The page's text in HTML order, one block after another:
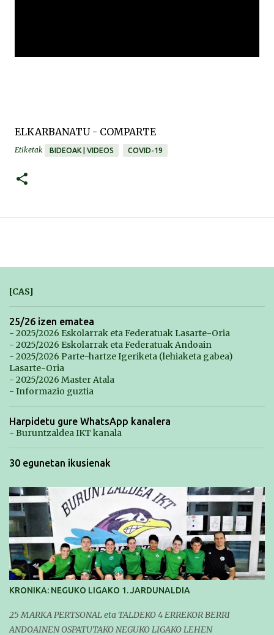
ELKARBANATU - COMPARTE
Etiketak BIDEOAK | VIDEOS COVID-19
[CAS]
25/26 izen ematea
- 2025/2026 Eskolarrak eta Federatuak Lasarte-Oria
- 2025/2026 Eskolarrak eta Federatuak Andoain
- 2025/2026 Parte-hartze Igeriketa (lehiaketa gabea)
Lasarte-Oria
- 2025/2026 Master Atala
- Informazio guztia
Harpidetu gure WhatsApp kanalera
- Buruntzaldea IKT kanala
30 egunetan ikusienak
KRONIKA: NEGUKO LIGAKO 1. JARDUNALDIA
25 MARKA PERTSONAL eta TALDEKO 4 ERREKOR BERRI
ANDOAINEN OSPATUTAKO NEGUKO LIGAKO LEHEN